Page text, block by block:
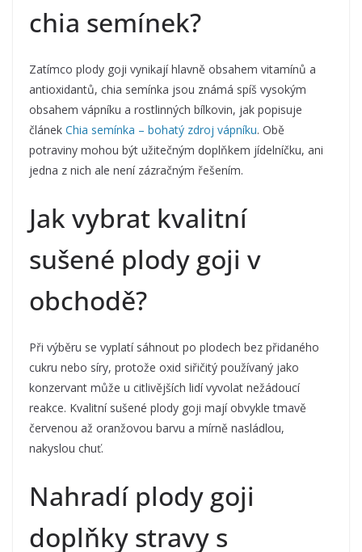
chia semínek?
Zatímco plody goji vynikají hlavně obsahem vitamínů a
antioxidantů, chia semínka jsou známá spíš vysokým
obsahem vápníku a rostlinných bílkovin, jak popisuje
článek Chia semínka – bohatý zdroj vápníku. Obě
potraviny mohou být užitečným doplňkem jídelníčku, ani
jedna z nich ale není zázračným řešením.
Jak vybrat kvalitní
sušené plody goji v
obchodě?
Při výběru se vyplatí sáhnout po plodech bez přidaného
cukru nebo síry, protože oxid siřičitý používaný jako
konzervant může u citlivějších lidí vyvolat nežádoucí
reakce. Kvalitní sušené plody goji mají obvykle tmavě
červenou až oranžovou barvu a mírně nasládlou,
nakyslou chuť.
Nahradí plody goji
doplňky stravy s